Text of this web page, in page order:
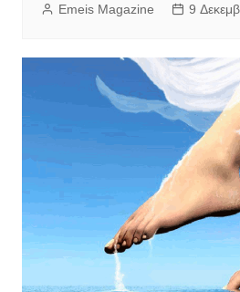
Emeis Magazine 9